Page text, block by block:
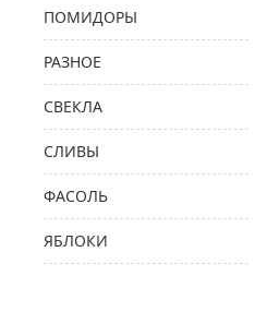
ПОМИДОРЫ
РАЗНОЕ
СВЕКЛА
СЛИВЫ
ФАСОЛЬ
ЯБЛОКИ